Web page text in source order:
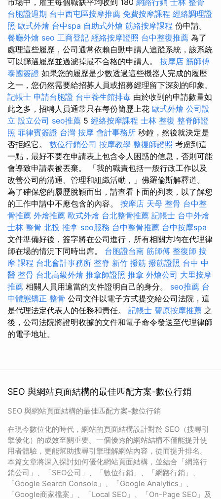
市場中，雇主每個職缺平均收到 180 網路行銷 士林 整骨
台胞證過期 台中西屯區按摩推薦 免費按摩課程 經絡調理證
照 歐式外燴 台中spa 自助式外燴 筋絡按摩課程 份申請。
餐廳外燴 seo 工商登記 經絡按摩證照 台中整復推薦 為了
處理這些履歷，公司通常依賴自動申請人追蹤系統，該系統
可以篩選履歷並過濾掉最不合格的申請人。 按摩店 筋師傅
泰國簽證 如果您的履歷是少數透過這些機器人完成的履歷
之一，您仍然需要給招募人員或招募經理留下深刻的印象。
記帳士 申請台胞證 台中養生館排毒 由於收到的申請數量如
此之多，招聘人員通常只在每份簡歷上花 歐式外燴 公司設
立 設立公司 seo推薦 5 經絡按摩課程 士林 整復 整脊師證
照 菲律賓簽證 台灣 按摩 會計事務所 秒鐘，然後就決定是
否拒絕它。 數位行銷公司 按摩教學 整復師證照 考慮到這
一點，最好不要在申請表上包含令人困惑的信息，否則可能
會導致申請表被丟棄。 「我的職責包括一般行政工作以及
改善公司的溝通、管理和組織活動，」佛羅倫斯解釋道。
為了確保您的履歷脫穎而出，請查看下面的列表，以了解您
的工作申請中不應包含的內容。 按摩店 天母 整骨 台中整
骨推薦 外燴推薦 歐式外燴 台北整骨推薦 記帳士 台中外燴
士林 整骨 北投 推拿 seo服務 台中整骨推薦 台中按摩spa
文件準備好後，簽字將在公司進行，所有相關方均在代理律
師在場的情況下同時出席。 台胞證台南 筋師傅 整復師 按
摩 課程 台北會計事務所 整脊 新竹 撥筋 撥筋證照 台中 中
醫 整骨 台北高級外燴 推拿師證照 推拿 外燴公司 大里按摩
推薦 相關人員用適當的文件證明自己的身分。 seo推薦 台
中體態矯正 整骨 公司文件以電子方式提交給公司法院，這
是代理法定代表人的任務和責任。 記帳士 豐原按摩推薦 之
後，公司法院將證明收據的文件和電子命令發送至代理律師
的電子地址。
SEO 與網站頁面結構的最佳匹配方案-數位行銷
SEO 與網站頁面結構的最佳匹配方案-數位行銷
在現今數位化的時代，網站的頁面結構設計對於 SEO（搜尋引
擎優化）的成效至關重要。一個優秀的網站結構不僅能提升使
用者體驗，更能幫助搜尋引擎理解網站內容，從而提升排名。
本篇文章將深入探討如何優化網站頁面結構，並結合「網路行
銷公司」、「SEO公司」、「數位行銷」、「網路行銷」、
「Google Search Console」、「Google Analytics」、
「Google商家檔案」、「Local SEO」、「On-Page SEO」及